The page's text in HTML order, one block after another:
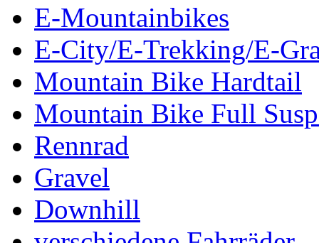
E-Mountainbikes
E-City/E-Trekking/E-
Mountain Bike Hardtail
Mountain Bike Full
Rennrad
Gravel
Downhill